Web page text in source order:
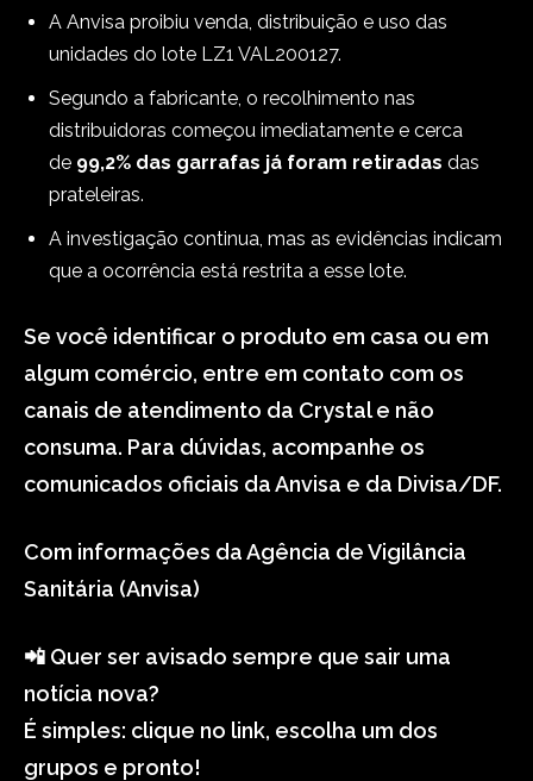
A Anvisa proibiu venda, distribuição e uso das
unidades do lote LZ1 VAL200127.
Segundo a fabricante, o recolhimento nas
distribuidoras começou imediatamente e cerca
de 99,2% das garrafas já foram retiradas das
prateleiras.
A investigação continua, mas as evidências indicam
que a ocorrência está restrita a esse lote.
Se você identificar o produto em casa ou em
algum comércio, entre em contato com os
canais de atendimento da Crystal e não
consuma. Para dúvidas, acompanhe os
comunicados oficiais da Anvisa e da Divisa/DF.
Com informações da Agência de Vigilância
Sanitária (Anvisa)
📲 Quer ser avisado sempre que sair uma
notícia nova?
É simples: clique no link, escolha um dos
grupos e pronto!